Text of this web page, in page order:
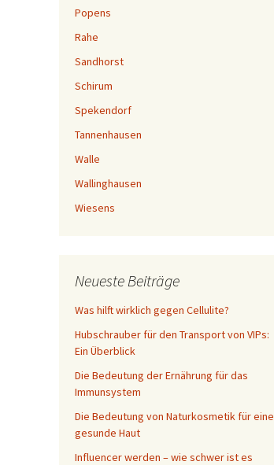
Popens
Rahe
Sandhorst
Schirum
Spekendorf
Tannenhausen
Walle
Wallinghausen
Wiesens
Neueste Beiträge
Was hilft wirklich gegen Cellulite?
Hubschrauber für den Transport von VIPs:
Ein Überblick
Die Bedeutung der Ernährung für das
Immunsystem
Die Bedeutung von Naturkosmetik für eine
gesunde Haut
Influencer werden – wie schwer ist es